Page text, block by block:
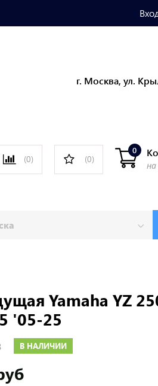
Вход
г. Москва, ул.
(0) (0)
0
Yamaha YZ
'05-25
В НАЛИЧИИ